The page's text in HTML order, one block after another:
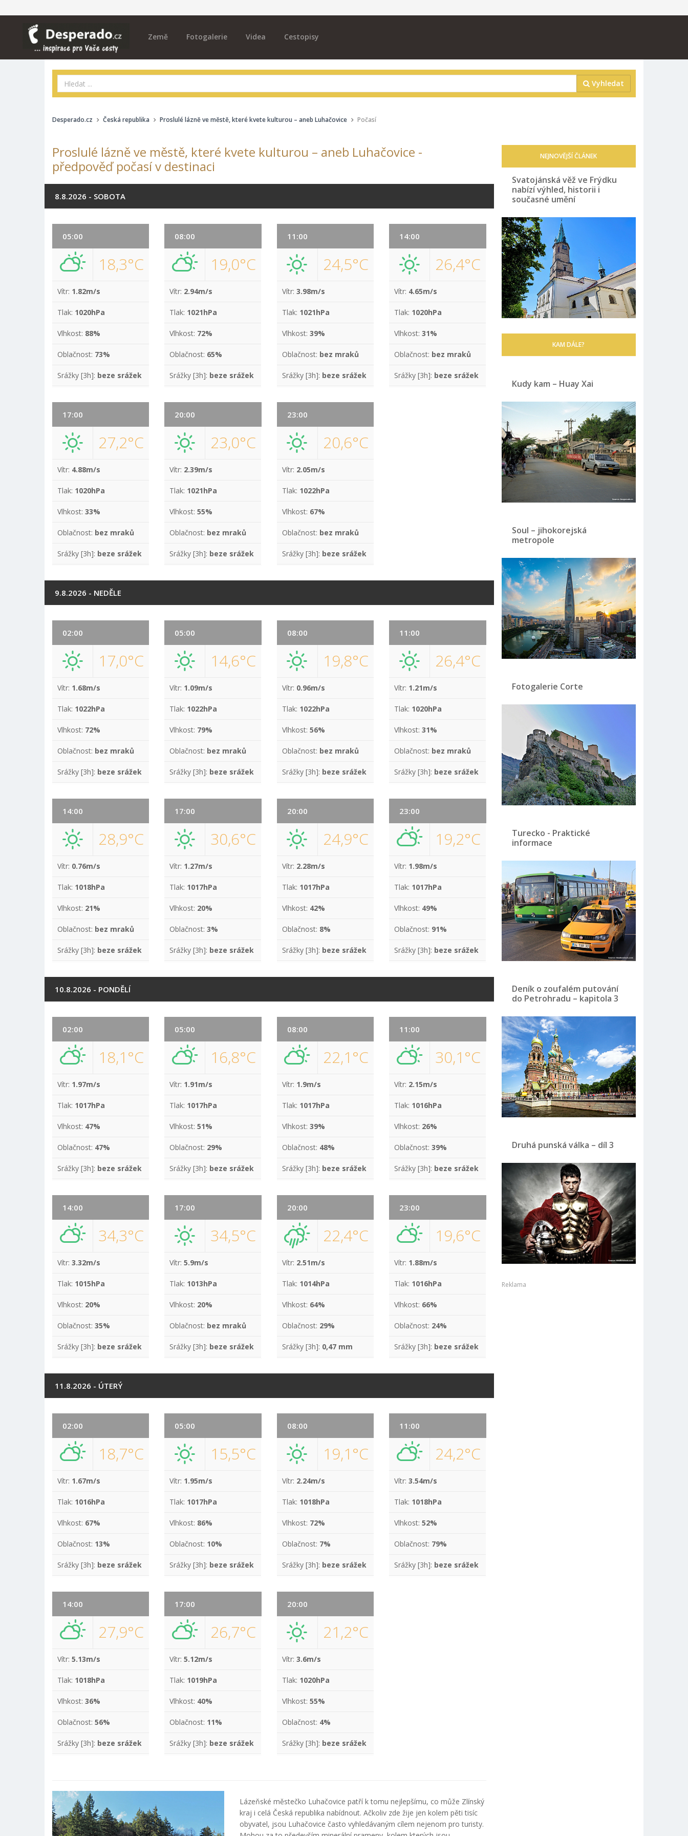
Země Fotogalerie Videa Cestopisy
Vyhledat
Desperado.cz Česká republika Proslulé lázně ve městě, které kvete kulturou – aneb Luhačovice Počasí
Proslulé lázně ve městě, které kvete kulturou – aneb Luhačovice -
předpověď počasí v destinaci
8.8.2026 - SOBOTA
05:00
18,3°C
Vítr: 1.82m/s
Tlak: 1020hPa
Vlhkost: 88%
Oblačnost: 73%
Srážky [3h]: beze srážek
08:00
19,0°C
Vítr: 2.94m/s
Tlak: 1021hPa
Vlhkost: 72%
Oblačnost: 65%
Srážky [3h]: beze srážek
11:00
24,5°C
Vítr: 3.98m/s
Tlak: 1021hPa
Vlhkost: 39%
Oblačnost: bez mraků
Srážky [3h]: beze srážek
14:00
26,4°C
Vítr: 4.65m/s
Tlak: 1020hPa
Vlhkost:31%
Oblačnost: bez mraků
Srážky [3h]: beze srážek
17:00
27,2°C
Vítr: 4.88m/s
Tlak: 1020hPa
Vlhkost: 33%
Oblačnost: bez mraků
Srážky [3h]: beze srážek
20:00
23,0°C
Vítr: 2.39m/s
Tlak: 1021hPa
Vlhkost:55%
Oblačnost: bez mraků
Srážky [3h]: beze srážek
23:00
20,6°C
Vítr: 2.05m/s
Tlak: 1022hPa
Vlhkost: 67%
Oblačnost: bez mraků
Srážky [3h]: beze srážek
9.8.2026 - NEDĚLE
02:00
17,0°C
Vítr: 1.68m/s
Tlak: 1022hPa
Vlhkost: 72%
Oblačnost: bez mraků
Srážky [3h]: beze srážek
05:00
14,6°C
Vítr: 1.09m/s
Tlak: 1022hPa
Vlhkost: 79%
Oblačnost: bez mraků
Srážky [3h]: beze srážek
08:00
19,8°C
Vítr: 0.96m/s
Tlak: 1022hPa
Vlhkost: 56%
Oblačnost: bez mraků
Srážky [3h]: beze srážek
11:00
26,4°C
Vítr: 1.21m/s
Tlak: 1020hPa
Vlhkost:31%
Oblačnost: bez mraků
Srážky [3h]: beze srážek
14:00
28,9°C
Vítr: 0.76m/s
Tlak: 1018hPa
Vlhkost: 21%
Oblačnost: bez mraků
Srážky [3h]: beze srážek
17:00
30,6°C
Vítr: 1.27m/s
Tlak: 1017hPa
Vlhkost: 20%
Oblačnost:3%
Srážky [3h]: beze srážek
20:00
24,9°C
Vítr: 2.28m/s
Tlak: 1017hPa
Vlhkost: 42%
Oblačnost: 8%
Srážky [3h]: beze srážek
23:00
19,2°C
Vítr: 1.98m/s
Tlak: 1017hPa
Vlhkost: 49%
Oblačnost: 91%
Srážky [3h]: beze srážek
10.8.2026 - PONDĚLÍ
02:00
18,1°C
Vítr: 1.97m/s
Tlak: 1017hPa
Vlhkost: 47%
Oblačnost: 47%
Srážky [3h]: beze srážek
05:00
16,8°C
Vítr: 1.91m/s
Tlak: 1017hPa
Vlhkost:51%
Oblačnost: 29%
Srážky [3h]: beze srážek
08:00
22,1°C
Vítr: 1.9m/s
Tlak: 1017hPa
Vlhkost: 39%
Oblačnost: 48%
Srážky [3h]: beze srážek
11:00
30,1°C
Vítr: 2.15m/s
Tlak: 1016hPa
Vlhkost: 26%
Oblačnost:39%
Srážky [3h]: beze srážek
14:00
34,3°C
Vítr: 3.32m/s
Tlak: 1015hPa
Vlhkost: 20%
Oblačnost: 35%
Srážky [3h]: beze srážek
17:00
34,5°C
Vítr:5.9m/s
Tlak: 1013hPa
Vlhkost: 20%
Oblačnost: bez mraků
Srážky [3h]: beze srážek
20:00
22,4°C
Vítr: 2.51m/s
Tlak: 1014hPa
Vlhkost: 64%
Oblačnost: 29%
Srážky [3h]: 0,47 mm
23:00
19,6°C
Vítr: 1.88m/s
Tlak: 1016hPa
Vlhkost: 66%
Oblačnost: 24%
Srážky [3h]: beze srážek
11.8.2026 - ÚTERÝ
02:00
18,7°C
Vítr: 1.67m/s
Tlak: 1016hPa
Vlhkost: 67%
Oblačnost: 13%
Srážky [3h]: beze srážek
05:00
15,5°C
Vítr: 1.95m/s
Tlak: 1017hPa
Vlhkost: 86%
Oblačnost: 10%
Srážky [3h]: beze srážek
08:00
19,1°C
Vítr: 2.24m/s
Tlak: 1018hPa
Vlhkost: 72%
Oblačnost: 7%
Srážky [3h]: beze srážek
11:00
24,2°C
Vítr:3.54m/s
Tlak: 1018hPa
Vlhkost:52%
Oblačnost: 79%
Srážky [3h]: beze srážek
14:00
27,9°C
Vítr: 5.13m/s
Tlak: 1018hPa
Vlhkost: 36%
Oblačnost: 56%
Srážky [3h]: beze srážek
17:00
26,7°C
Vítr:5.12m/s
Tlak: 1019hPa
Vlhkost: 40%
Oblačnost: 11%
Srážky [3h]: beze srážek
20:00
21,2°C
Vítr: 3.6m/s
Tlak: 1020hPa
Vlhkost: 55%
Oblačnost: 4%
Srážky [3h]: beze srážek
Lázeňské městečko Luhačovice patří k tomu nejlepšímu, co může Zlínský
kraj i celá Česká republika nabídnout. Ačkoliv zde žije jen kolem pěti tisíc
obyvatel, jsou Luhačovice často vyhledávaným cílem nejenom pro turisty.
NEJNOVĚJŠÍ ČLÁNEK
Svatojánská věž ve Frýdku
nabízí výhled, historii i
současné umění
KAM DÁLE?
Kudy kam – Huay Xai
Soul – jihokorejská
metropole
Fotogalerie Corte
Turecko - Praktické
informace
Deník o zoufalém putování
do Petrohradu – kapitola 3
Druhá punská válka – díl 3
Reklama